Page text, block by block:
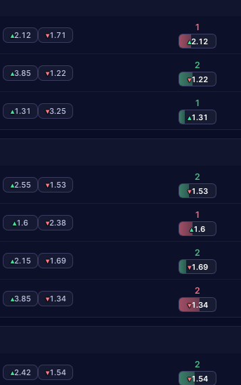
▴2.12 ▾1.71
1
▴2.12
▴3.85 ▾1.22
2
▾1.22
▴1.31 ▾3.25
1
▴1.31
▴2.55 ▾1.53
2
▾1.53
▴1.6 ▾2.38
1
▴1.6
▴2.15 ▾1.69
2
▾1.69
▴3.85 ▾1.34
2
▾1.34
▴2.42 ▾1.54
2
▾1.54